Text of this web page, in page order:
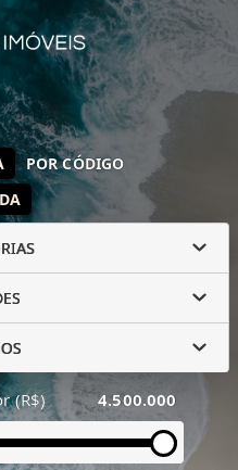
POR CÓDIGO
(R$) 4.500.000